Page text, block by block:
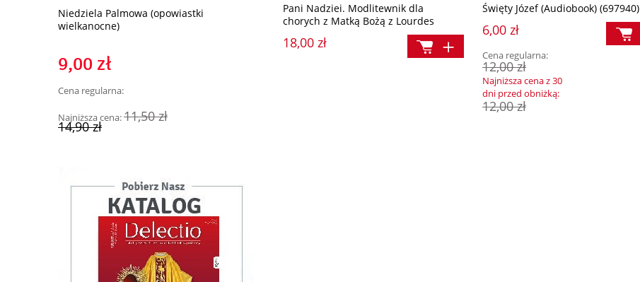
Niedziela Palmowa (opowiastki
wielkanocne)
9,00 zł
Cena regularna:
14,90 zł
Najniższa cena:11,50 zł
Tiktokowe Q&A Dziewięć kroków do Serca Jezusa
14,90 zł
Cena regularna:
19,90 zł
Pani Nadziei. Modlitewnik dla
chorych z Matką Bożą z Lourdes
18,00 zł
Święty Józef (Audiobook) (697940)
6,00 zł
Cena regularna:
12,00 zł
Najniższa cena z 30
dni przed obniżką:
12,00 zł